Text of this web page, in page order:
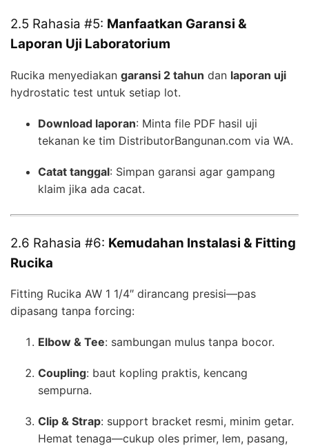
2.5 Rahasia #5: Manfaatkan Garansi &
Laporan Uji Laboratorium
Rucika menyediakan garansi 2 tahun dan laporan uji
hydrostatic test untuk setiap lot.
Download laporan: Minta file PDF hasil uji
tekanan ke tim DistributorBangunan.com via WA.
Catat tanggal: Simpan garansi agar gampang
klaim jika ada cacat.
2.6 Rahasia #6: Kemudahan Instalasi & Fitting
Rucika
Fitting Rucika AW 1 1/4″ dirancang presisi—pas
dipasang tanpa forcing:
Elbow & Tee: sambungan mulus tanpa bocor.
Coupling: baut kopling praktis, kencang
sempurna.
Clip & Strap: support bracket resmi, minim getar.
Hemat tenaga—cukup oles primer, lem, pasang,